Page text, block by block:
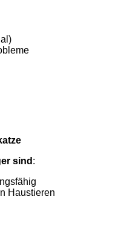
sind :
Haustieren